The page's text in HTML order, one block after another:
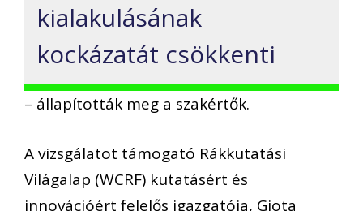
kialakulásának
kockázatát csökkenti
– állapították meg a szakértők.
A vizsgálatot támogató Rákkutatási
Világalap (WCRF) kutatásért és
innovációért felelős igazgatója, Giota